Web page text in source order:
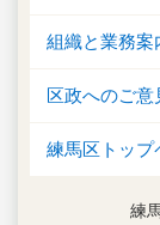
組織と業務案
区政へのご意
練馬区トップ
練